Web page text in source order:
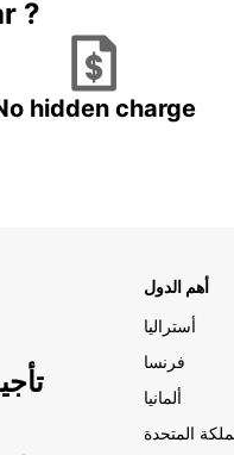
?
hidden charge
أهم الدول
أستراليا
فرنسا
ألمانيا
المتحدة